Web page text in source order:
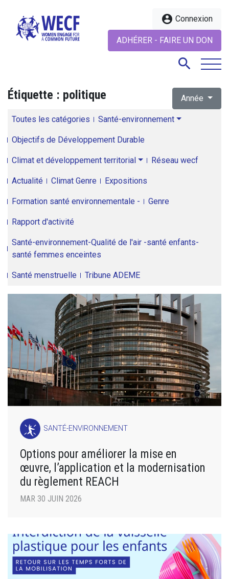
account_circle Connexion
ADHÉRER - FAIRE UN DON
search
Étiquette : politique Année
Toutes les catégories Santé-environnement
Objectifs de Développement Durable
Climat et développement territorial Réseau wecf
Actualité Climat Genre Expositions
Formation santé environnementale - Genre
Rapport d'activité
Santé-environnement-Qualité de l'air -santé enfants-
santé femmes enceintes
Santé menstruelle Tribune ADEME
SANTÉ-ENVIRONNEMENT
Options pour améliorer la mise en
œuvre, l’application et la modernisation
du règlement REACH
MAR 30 JUIN 2026